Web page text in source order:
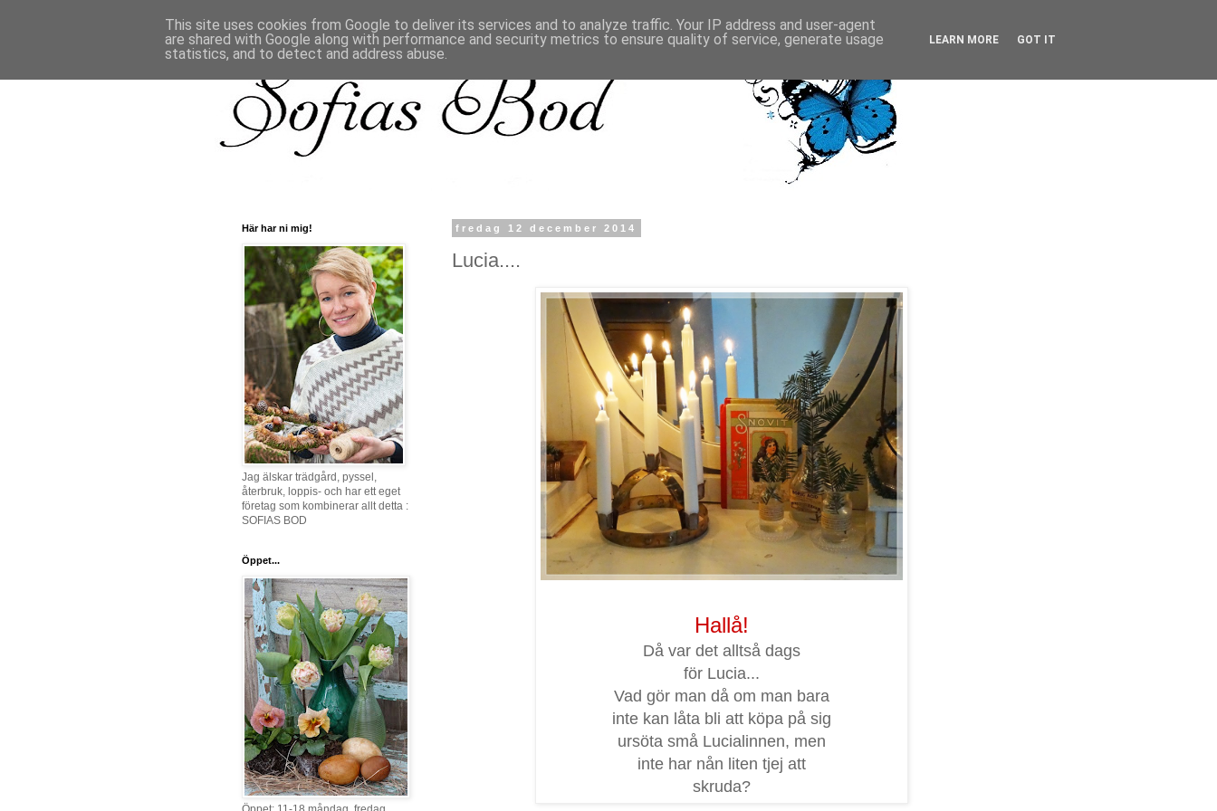
fredag 12 december 2014
Lucia....
Hallå!
Då var det alltså dags
för Lucia...
Vad gör man då om man bara
inte kan låta bli att köpa på sig
ursöta små Lucialinnen, men
inte har nån liten tjej att
skruda?
Här har ni mig!
Jag älskar trädgård, pyssel,
återbruk, loppis- och har ett eget
företag som kombinerar allt detta :
SOFIAS BOD
Öppet...
This site uses cookies from Google to deliver its services and to analyze traffic. Your IP address and user-agent
are shared with Google along with performance and security metrics to ensure quality of service, generate usage
statistics, and to detect and address abuse.
LEARN MORE GOT IT